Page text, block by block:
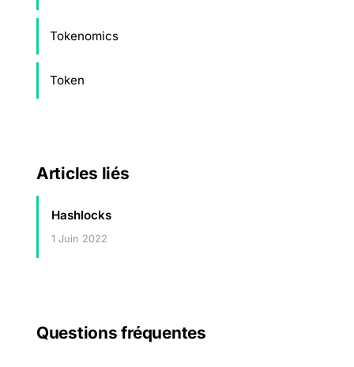
Tokenomics
Token
Articles liés
Hashlocks
1 Juin 2022
Questions fréquentes